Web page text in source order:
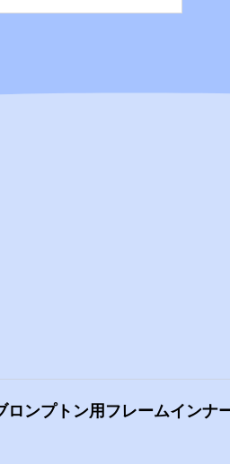
ロンプトン用フレームインナ